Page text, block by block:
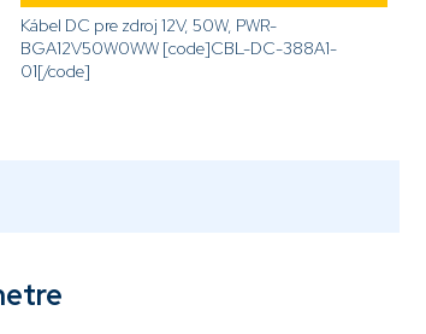
Kábel DC pre zdroj 12V, 50W, PWR-
BGA12V50W0WW [code]CBL-DC-388A1-
01[/code]